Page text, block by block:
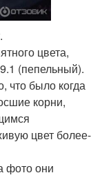
цвета,
(пепельный).
что было когда
корни,
цвет более-
фото они